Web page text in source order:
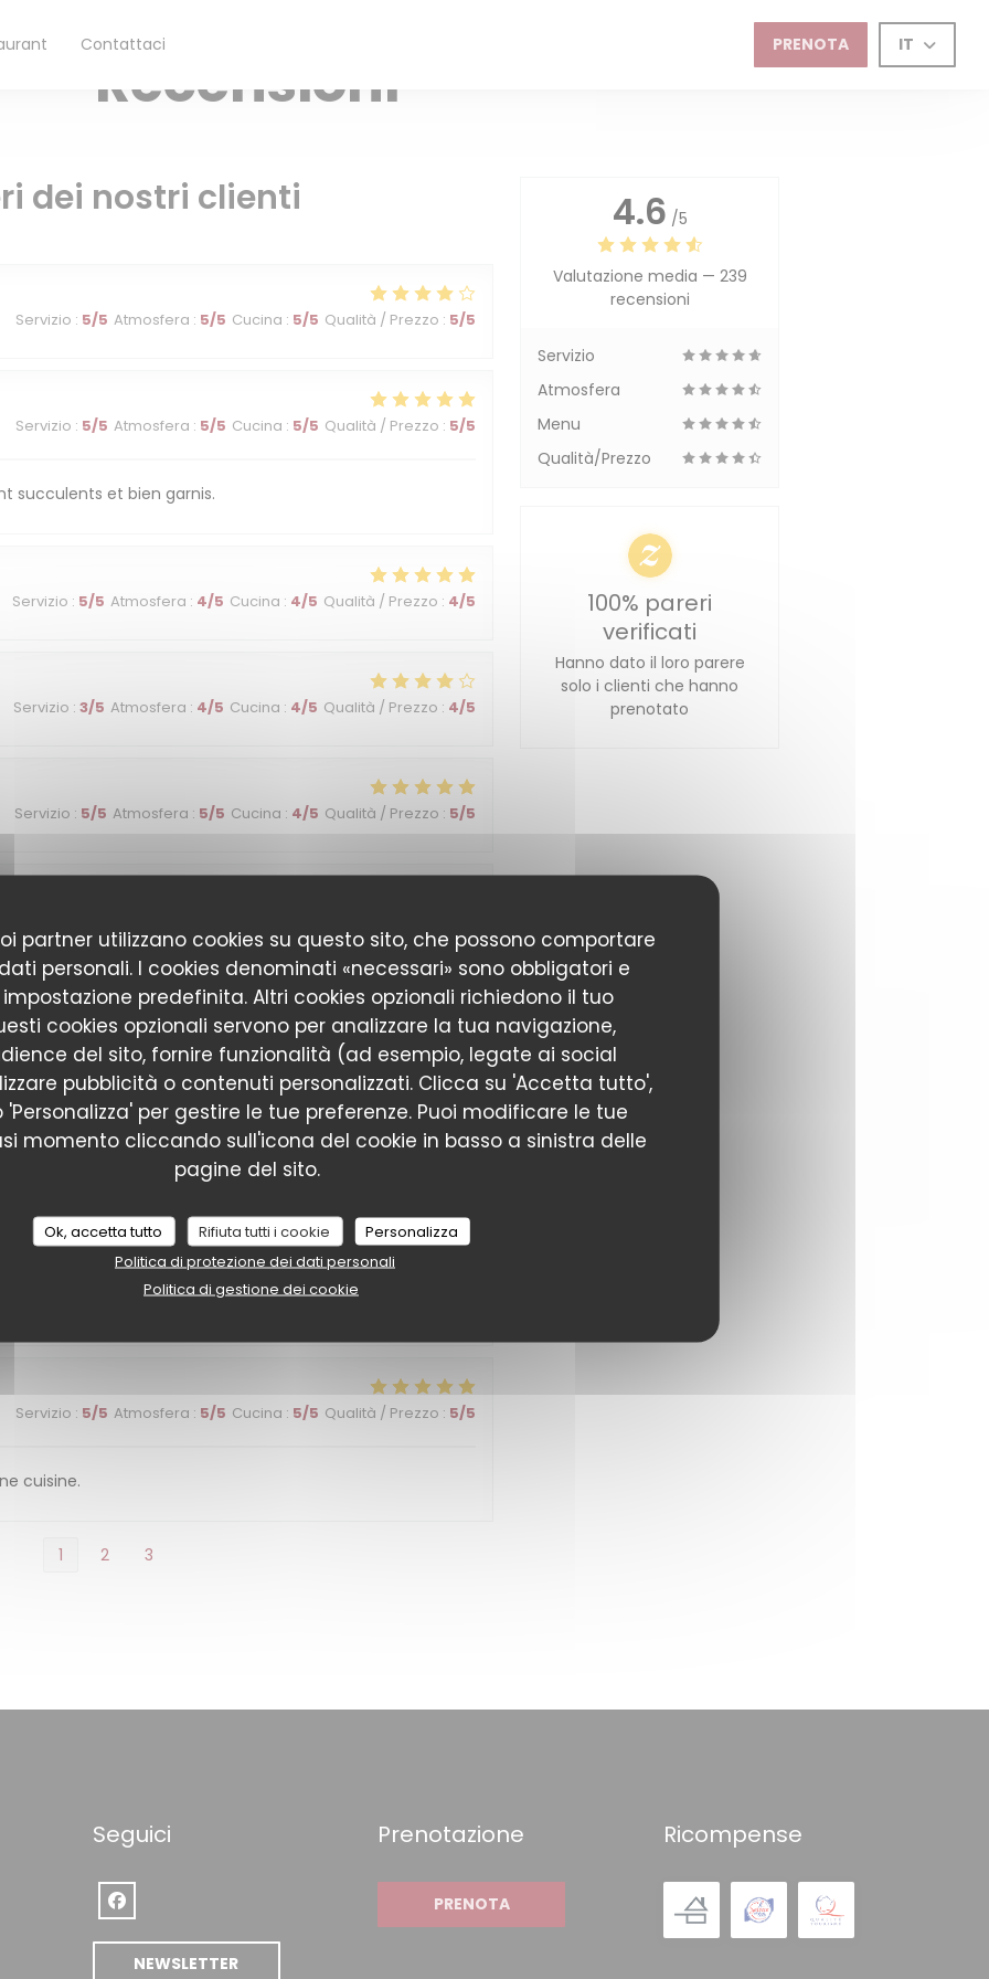
partner utilizzano cookies su questo sito, che possono comportare
personali. I cookies denominati «necessari» sono obbligatori e
predefinita. Altri cookies opzionali richiedono il tuo
cookies opzionali servono per analizzare la tua navigazione,
del sito, fornire funzionalità (ad esempio, legate ai social
pubblicità o contenuti personalizzati. Clicca su 'Accetta tutto',
per gestire le tue preferenze. Puoi modificare le tue
momento cliccando sull'icona del cookie in basso a sinistra delle
pagine del sito.
Ok, accetta tutto Rifiuta tutti i cookie
Personalizza
Politica di protezione dei dati personali
Politica di gestione dei cookie
((apre una nuova finestra))
((apre una nuova finestra))
Contattaci PRENOTA IT
IN ESTATE, SULLA TRANQUILLA PIAZZA PEDONALE — FONTENAY-AUX-ROSES
Recensioni
dei nostri clienti
Servizio : 5/5 Atmosfera : 5/5 Cucina : 5/5 Qualità / Prezzo : 5/5
Servizio : 5/5 Atmosfera : 5/5 Cucina : 5/5 Qualità / Prezzo : 5/5
succulents et bien garnis.
Servizio : 5/5 Atmosfera : 4/5 Cucina : 4/5 Qualità / Prezzo : 4/5
Servizio : 3/5 Atmosfera : 4/5 Cucina : 4/5 Qualità / Prezzo : 4/5
Servizio : 5/5 Atmosfera : 5/5 Cucina : 4/5 Qualità / Prezzo : 5/5
Servizio:5/5 Atmosfera: 5 /5 Cucina: 4/5 Qualità / Prezzo:4/5
Servizio 5/5 Atmosfera: 5 /5 Cucina: 5 /5 Qualità / Prezzo 5 /5
plein de gentillesse. Nous reviendrons certainement
Servizio : 5/5 Atmosfera : 5/5 Cucina : 5/5 Qualità / Prezzo : 5/5
cuisine.
1 2 3
4.6 /5
Valutazione media — 239
recensioni
Servizio
Atmosfera
Menu
Qualità/Prezzo
100% pareri
verificati
Hanno dato il loro parere
solo i clienti che hanno
prenotato
((apre una nuova finestra))
Seguici
Facebook ((apre una nuova finestra))
NEWSLETTER
Prenotazione
PRENOTA
Ricompense